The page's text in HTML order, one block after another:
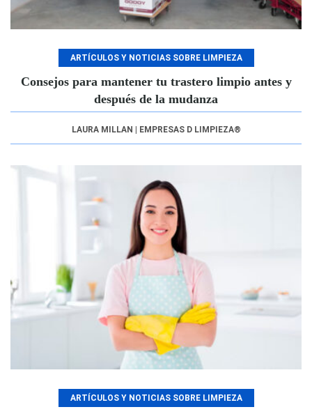
ARTÍCULOS Y NOTICIAS SOBRE LIMPIEZA
Consejos para mantener tu trastero limpio antes y
después de la mudanza
LAURA MILLAN | EMPRESAS D LIMPIEZA®
ARTÍCULOS Y NOTICIAS SOBRE LIMPIEZA